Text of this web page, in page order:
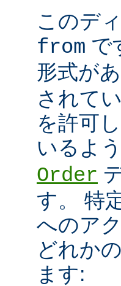
このデ
from で
形式が
されて
を許可
いるよ
Order
す。 特
へのア
どれか
ます: